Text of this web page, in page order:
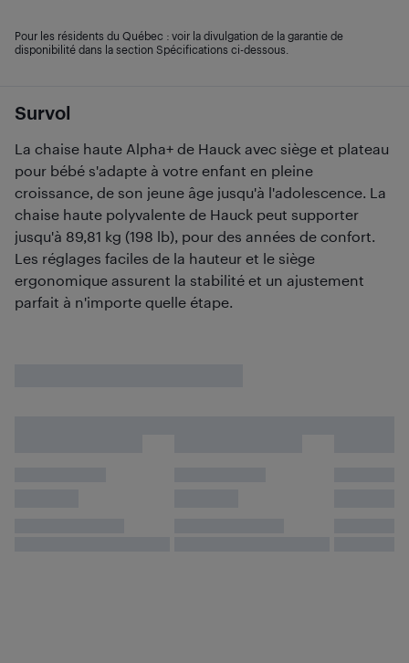
Survol
La chaise haute Alpha+ de Hauck avec siège et plateau
pour bébé s'adapte à votre enfant en pleine
croissance, de son jeune âge jusqu'à l'adolescence. La
chaise haute polyvalente de Hauck peut supporter
jusqu'à 89,81 kg (198 lb), pour des années de confort.
Les réglages faciles de la hauteur et le siège
ergonomique assurent la stabilité et un ajustement
parfait à n'importe quelle étape.
Pour les résidents du Québec : voir la divulgation de la garantie de
disponibilité dans la section Spécifications ci-dessous.